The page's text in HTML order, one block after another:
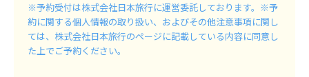
※予約受付は株式会社日本旅行に運営委託しております。※予
約に関する個人情報の取り扱い、およびその他注意事項に関し
ては、株式会社日本旅行のページに記載している内容に同意し
た上でご予約ください。